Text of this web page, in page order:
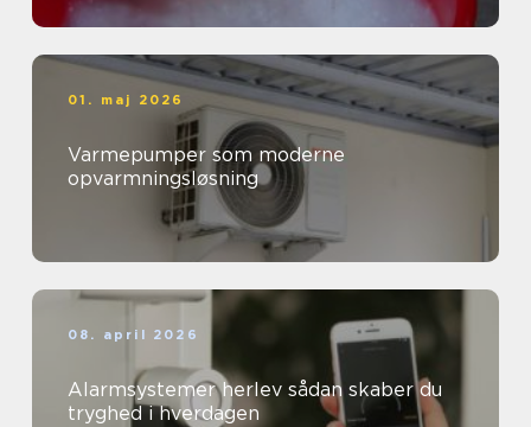
01. maj 2026
Varmepumper som moderne
opvarmningsløsning
08. april 2026
Alarmsystemer herlev sådan skaber du
tryghed i hverdagen